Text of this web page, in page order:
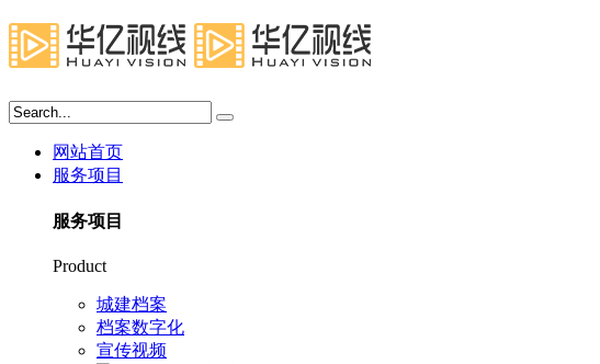
网站首页
服务项目
服务项目
Product
城建档案
档案数字化
宣传视频